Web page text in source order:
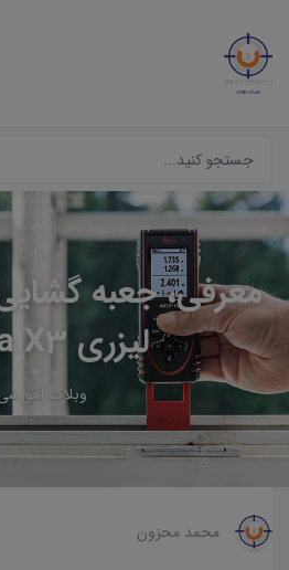
معرفی، جعبه
لیزری Leica X3
وبلاگ
محمد محزون